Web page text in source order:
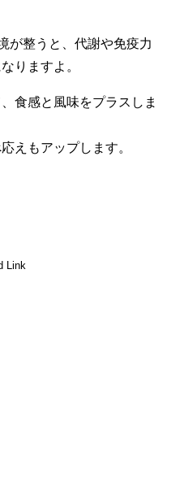
が整うと、代謝や免疫力
りますよ。
食感と風味をプラスしま
えもアップします。
Link